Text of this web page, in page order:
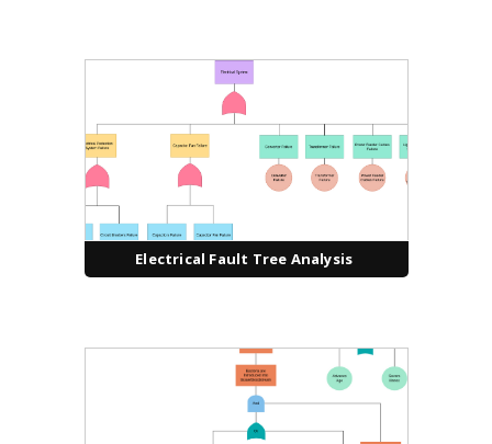
Electrical Fault Tree Analysis